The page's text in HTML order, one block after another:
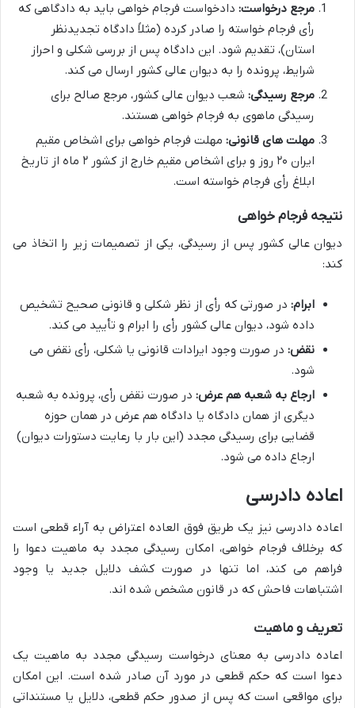
مرجع درخواست: دادخواست فرجام خواهی باید به دادگاهی که
رأی فرجام خواسته را صادر کرده (مثلاً دادگاه تجدیدنظر
استان)، تقدیم شود. این دادگاه پس از بررسی شکلی و احراز
شرایط، پرونده را به دیوان عالی کشور ارسال می کند.
مرجع رسیدگی: شعب دیوان عالی کشور، مرجع صالح برای
رسیدگی ماهوی به فرجام خواهی هستند.
مهلت های قانونی: مهلت فرجام خواهی برای اشخاص مقیم
ایران ۲۰ روز و برای اشخاص مقیم خارج از کشور ۲ ماه از تاریخ
ابلاغ رأی فرجام خواسته است.
نتیجه فرجام خواهی
دیوان عالی کشور پس از رسیدگی، یکی از تصمیمات زیر را اتخاذ می
کند:
ابرام: در صورتی که رأی از نظر شکلی و قانونی صحیح تشخیص
داده شود، دیوان عالی کشور رأی را ابرام و تأیید می کند.
نقض: در صورت وجود ایرادات قانونی یا شکلی، رأی نقض می
شود.
ارجاع به شعبه هم عرض: در صورت نقض رأی، پرونده به شعبه
دیگری از همان دادگاه یا دادگاه هم عرض در همان حوزه
قضایی برای رسیدگی مجدد (این بار با رعایت دستورات دیوان)
ارجاع داده می شود.
اعاده دادرسی
اعاده دادرسی نیز یک طریق فوق العاده اعتراض به آراء قطعی است
که برخلاف فرجام خواهی، امکان رسیدگی مجدد به ماهیت دعوا را
فراهم می کند، اما تنها در صورت کشف دلایل جدید یا وجود
اشتباهات فاحش که در قانون مشخص شده اند.
تعریف و ماهیت
اعاده دادرسی به معنای درخواست رسیدگی مجدد به ماهیت یک
دعوا است که حکم قطعی در مورد آن صادر شده است. این امکان
برای مواقعی است که پس از صدور حکم قطعی، دلایل یا مستنداتی